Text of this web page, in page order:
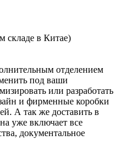
складе в Китае)
отделением
под ваши
или разработать
и фирменные коробки
А так же доставить в
уже включает все
документальное